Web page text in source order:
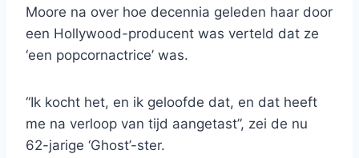
Moore na over hoe decennia geleden haar door
een Hollywood-producent was verteld dat ze
‘een popcornactrice’ was.
“Ik kocht het, en ik geloofde dat, en dat heeft
me na verloop van tijd aangetast”, zei de nu
62-jarige ‘Ghost’-ster.